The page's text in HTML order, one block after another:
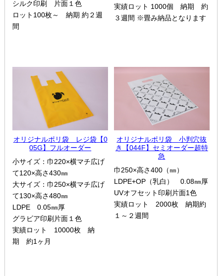
シルク印刷 片面１色
ロット100枚～ 納期 約２週
間
実績ロット 1000個 納期 約
３週間 ※畳み納品となります
オリジナルポリ袋 レジ袋【0
05G】フルオーダー
小サイズ：巾220×横マチ広げ
て120×高さ430㎜
大サイズ：巾250×横マチ広げ
て130×高さ480㎜
LDPE 0.05㎜厚
グラビア印刷片面１色
実績ロット 10000枚 納
期 約1ヶ月
オリジナルポリ袋 小判穴抜
き【044F】セミオーダー超特
急
巾250×高さ400（㎜）
LDPE+OP（乳白） 0.08㎜厚
UVオフセット印刷片面1色
実績ロット 2000枚 納期約
１～２週間